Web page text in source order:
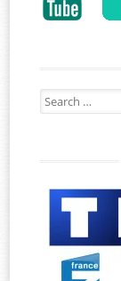
Search
for: